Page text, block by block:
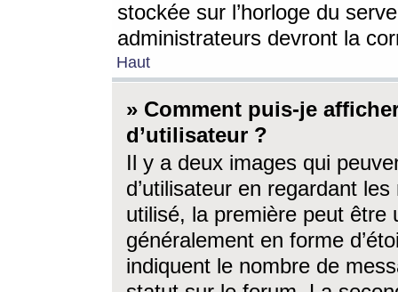
stockée sur l’horloge du
administrateurs devront la
Haut
» Comment puis-je
d’utilisateur ?
Il y a deux images qui
d’utilisateur en regardant
utilisé, la première peut être
généralement en forme
indiquent le nombre de